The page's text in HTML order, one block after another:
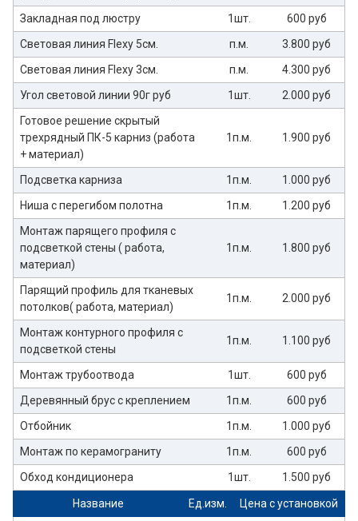
Закладная под люстру 1шт.
600 руб
Световая линия Flexy 5см.
п.м.
3.800 руб
Световая линия Flexy 3см.
п.м.
4.300 руб
Угол световой линии 90г руб
1шт.
2.000 руб
Готовое решение скрытый
трехрядный ПК-5 карниз (работа
+ материал)
1п.м. 1.900 руб
Подсветка карниза 1п.м.
1.000 руб
Ниша с перегибом полотна
1п.м.
1.200 руб
Монтаж парящего профиля с
подсветкой стены ( работа,
материал)
1п.м. 1.800 руб
Парящий профиль для тканевых
потолков( работа, материал)
1п.м. 2.000 руб
Монтаж контурного профиля с
подсветкой стены
1п.м. 1.100 руб
Монтаж трубоотвода 1шт.
600 руб
Деревянный брус с креплением
1п.м.
600 руб
Отбойник
1п.м.
1.000 руб
Монтаж по керамограниту
1п.м.
600 руб
Обход кондиционера
1шт. 1.500 руб
Название Ед.изм.
Цена с установкой